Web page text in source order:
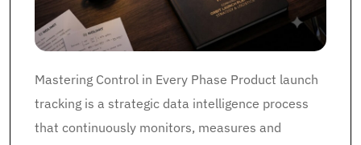
Mastering Control in Every Phase Product launch
tracking is a strategic data intelligence process
that continuously monitors, measures and